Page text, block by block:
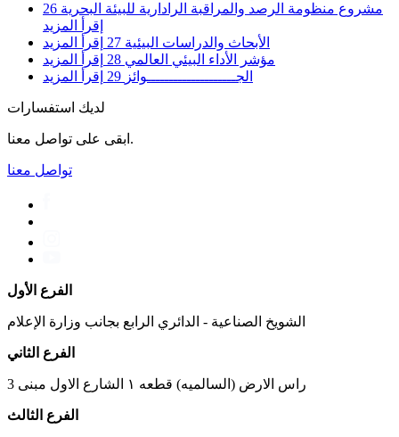
مشروع منظومة الرصد والمراقبة الرادارية للبيئة البحرية 26
إقرأ المزيد
الأبحاث والدراسات البيئية 27 إقرأ المزيد
مؤشر الأداء البيئي العالمي 28 إقرأ المزيد
الجــــــــــــــــــــوائز 29 إقرأ المزيد
لديك استفسارات
ابقى على تواصل معنا.
تواصل معنا
الفرع الأول
الشويخ الصناعية - الدائري الرابع بجانب وزارة الإعلام
الفرع الثاني
راس الارض (السالميه) قطعه ١ الشارع الاول مبنى 3
الفرع الثالث